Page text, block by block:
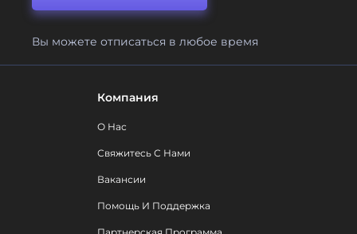
Вы можете отписаться в любое время
Компания
О Нас
Свяжитесь С Нами
Вакансии
Помощь И Поддержка